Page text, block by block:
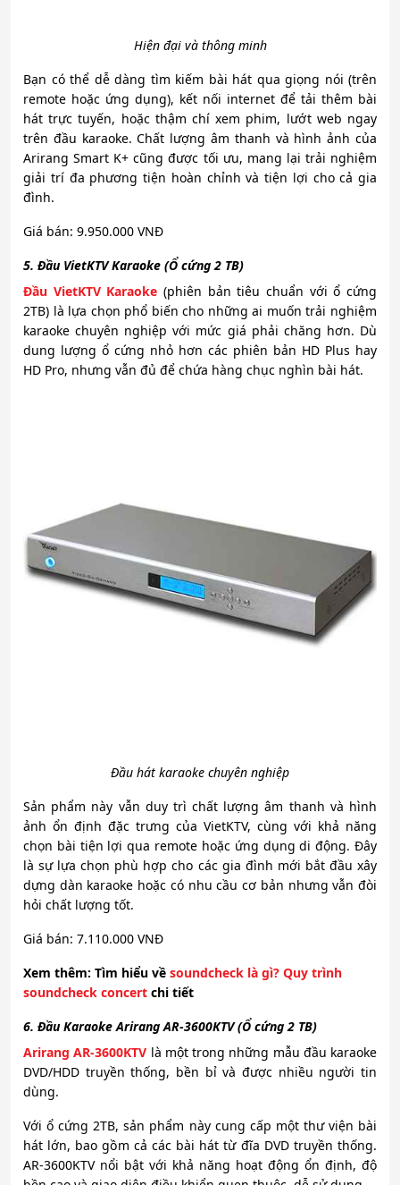
Hiện đại và thông minh
Bạn có thể dễ dàng tìm kiếm bài hát qua giọng nói (trên
remote hoặc ứng dụng), kết nối internet để tải thêm bài
hát trực tuyến, hoặc thậm chí xem phim, lướt web ngay
trên đầu karaoke. Chất lượng âm thanh và hình ảnh của
Arirang Smart K+ cũng được tối ưu, mang lại trải nghiệm
giải trí đa phương tiện hoàn chỉnh và tiện lợi cho cả gia
đình.
Giá bán: 9.950.000 VNĐ
5. Đầu VietKTV Karaoke (Ổ cứng 2 TB)
Đầu VietKTV Karaoke (phiên bản tiêu chuẩn với ổ cứng
2TB) là lựa chọn phổ biến cho những ai muốn trải nghiệm
karaoke chuyên nghiệp với mức giá phải chăng hơn. Dù
dung lượng ổ cứng nhỏ hơn các phiên bản HD Plus hay
HD Pro, nhưng vẫn đủ để chứa hàng chục nghìn bài hát.
Đầu hát karaoke chuyên nghiệp
Sản phẩm này vẫn duy trì chất lượng âm thanh và hình
ảnh ổn định đặc trưng của VietKTV, cùng với khả năng
chọn bài tiện lợi qua remote hoặc ứng dụng di động. Đây
là sự lựa chọn phù hợp cho các gia đình mới bắt đầu xây
dựng dàn karaoke hoặc có nhu cầu cơ bản nhưng vẫn đòi
hỏi chất lượng tốt.
Giá bán: 7.110.000 VNĐ
Xem thêm: Tìm hiểu về soundcheck là gì? Quy trình
soundcheck concert chi tiết
6. Đầu Karaoke Arirang AR-3600KTV (Ổ cứng 2 TB)
Arirang AR-3600KTV là một trong những mẫu đầu karaoke
DVD/HDD truyền thống, bền bỉ và được nhiều người tin
dùng.
Với ổ cứng 2TB, sản phẩm này cung cấp một thư viện bài
hát lớn, bao gồm cả các bài hát từ đĩa DVD truyền thống.
AR-3600KTV nổi bật với khả năng hoạt động ổn định, độ